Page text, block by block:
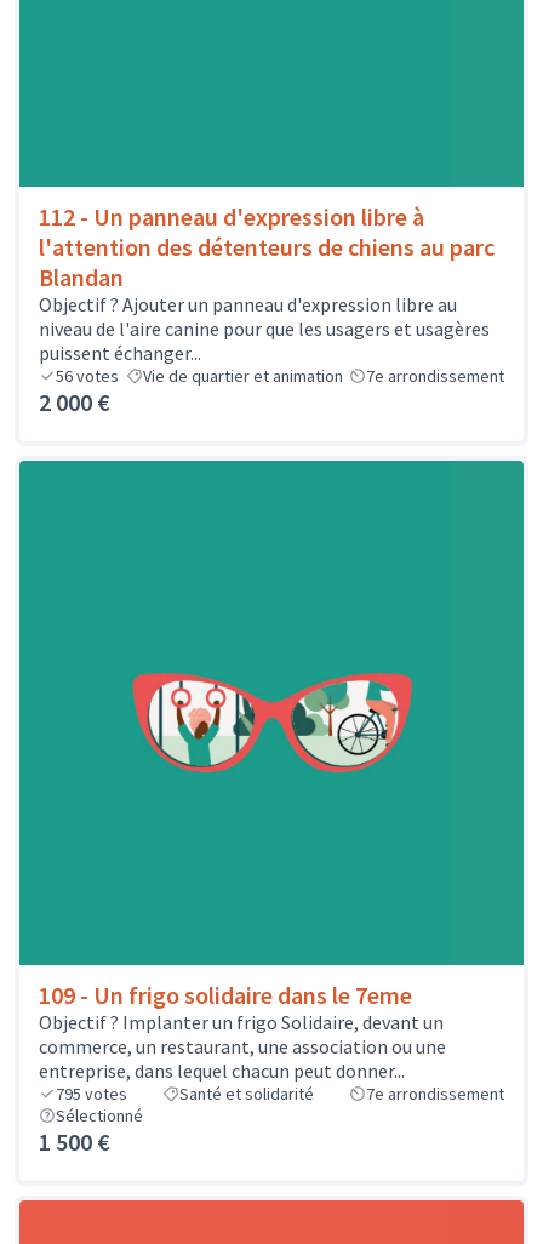
112 - Un panneau d'expression libre à
l'attention des détenteurs de chiens au parc
Blandan
Objectif ? Ajouter un panneau d'expression libre au
niveau de l'aire canine pour que les usagers et usagères
puissent échanger...
56votes Vie de quartier et animation 7e arrondissement
2 000 €
109 - Un frigo solidaire dans le 7eme
Objectif ? Implanter un frigo Solidaire, devant un
commerce, un restaurant, une association ou une
entreprise, dans lequel chacun peut donner...
795 votes Santé et solidarité
7e arrondissement
Sélectionné
1 500 €